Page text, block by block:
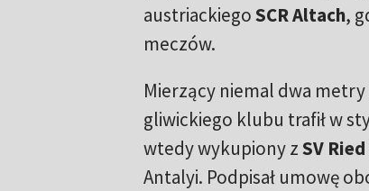
austriackiegoSCR Altach,
meczów.
Mierzący niemal dwa
gliwickiego klubu trafił w
wtedy wykupiony zSV Ried
Antalyi. Podpisał umowę